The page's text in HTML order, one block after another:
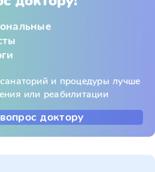
и процедуры лучше
или реабилитации
доктору